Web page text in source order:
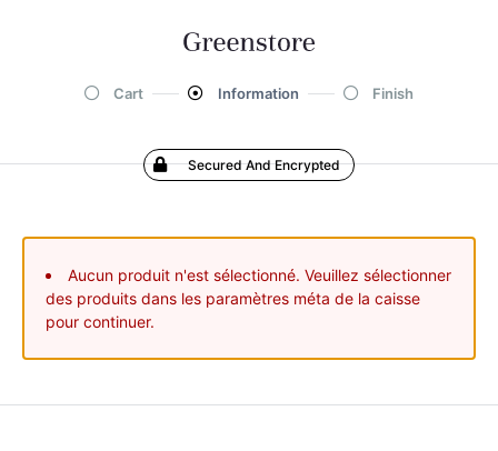
Cart Information Finish
Secured And Encrypted
Aucun produit n'est sélectionné. Veuillez sélectionner
des produits dans les paramètres méta de la caisse
pour continuer.